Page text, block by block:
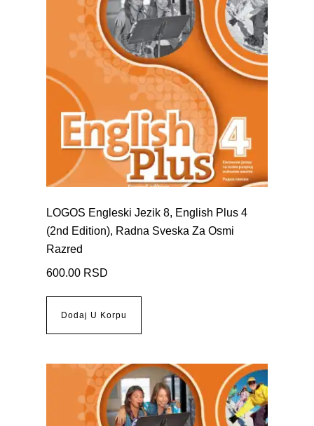
LOGOS Engleski Jezik 8, English Plus 4
(2nd Edition), Radna Sveska Za Osmi
Razred
600.00 RSD
Dodaj U Korpu